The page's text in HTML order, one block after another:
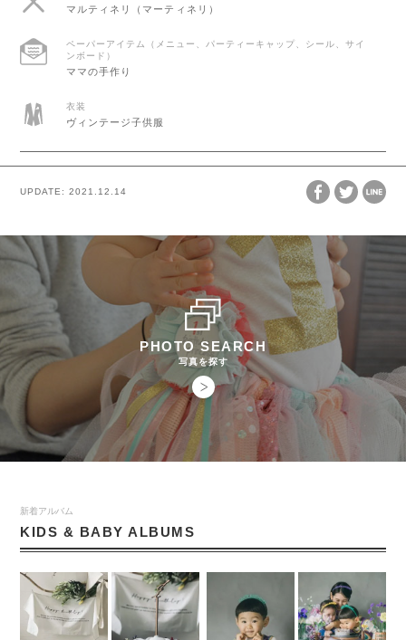
マルティネリ（マーティネリ）
ペーパーアイテム（メニュー、パーティーキャップ、シール、サイ
ンボード）
ママの手作り
衣装
ヴィンテージ子供服
UPDATE:2021.12.14
PHOTO SEARCH
写真を探す
新着アルバム
KIDS & BABY ALBUMS